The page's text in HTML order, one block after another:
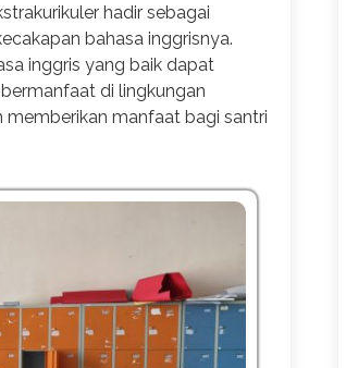
hadir sebagai
bahasa inggrisnya.
inggris yang baik dapat
di lingkungan
memberikan manfaat bagi santri